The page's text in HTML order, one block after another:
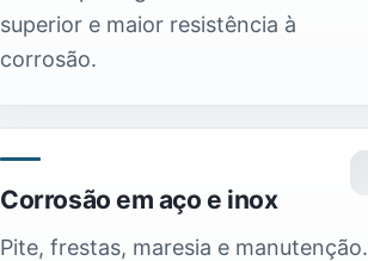
superior e maior resistência à
corrosão.
Corrosão em aço e inox
Pite, frestas, maresia e manutenção.